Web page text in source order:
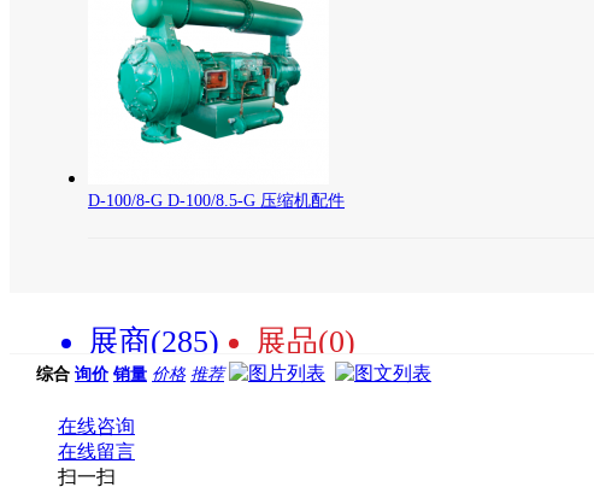
D-100/8-G D-100/8.5-G 压缩机配件
展商(285) 展品(0)
综合 询价 销量 价格 推荐
在线咨询
在线留言
扫一扫